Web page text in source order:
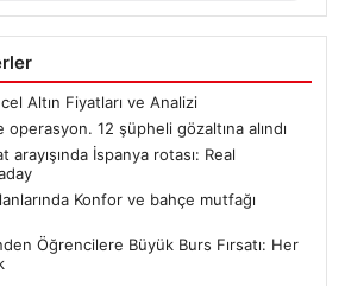
Altın Fiyatları ve Analizi
operasyon. 12 şüpheli gözaltına alındı
arayışında İspanya rotası: Real
Konfor ve bahçe mutfağı
Öğrencilere Büyük Burs Fırsatı: Her